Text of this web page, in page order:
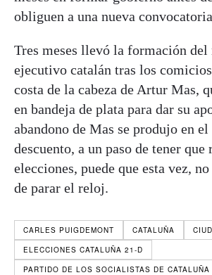
obliguen a una nueva
Tres meses llevó la formación del
ejecutivo catalán tras los
costa de la cabeza de Artur Mas,
en bandeja de plata para dar su
abandono de Mas se produjo en
descuento, a un paso de tener que
elecciones, puede que esta vez,
de parar el reloj.
CARLES PUIGDEMONT CATALUÑA
ELECCIONES CATALUÑA 21-D
PARTIDO DE LOS SOCIALISTAS DE CATALUÑA